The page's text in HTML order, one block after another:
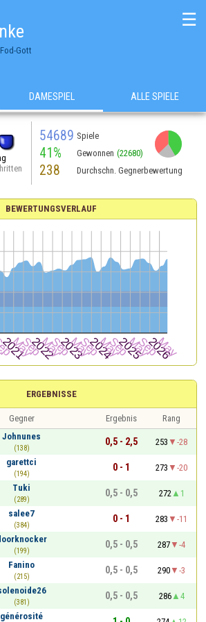
Fod-Gott
☰
DAMESPIEL ALLE SPIELE
54689 Spiele
41% Gewonnen (22680)
238 Durchschn. Gegnerbewertung
BEWERTUNGSVERLAUF
ERGEBNISSE
Gegner Ergebnis
Rang
Johnunes
(138)
0,5 - 2,5 253
-28
garettci
(194)
0 - 1 273
-20
Tuki
(289)
0,5 - 0,5 272
1
salee7
(384)
0 - 1 283
-11
(199)
0,5 - 0,5 287
-4
Fanino
(215)
0,5 - 0,5 290
-3
(381)
0,5 - 0,5 286
4
générosité